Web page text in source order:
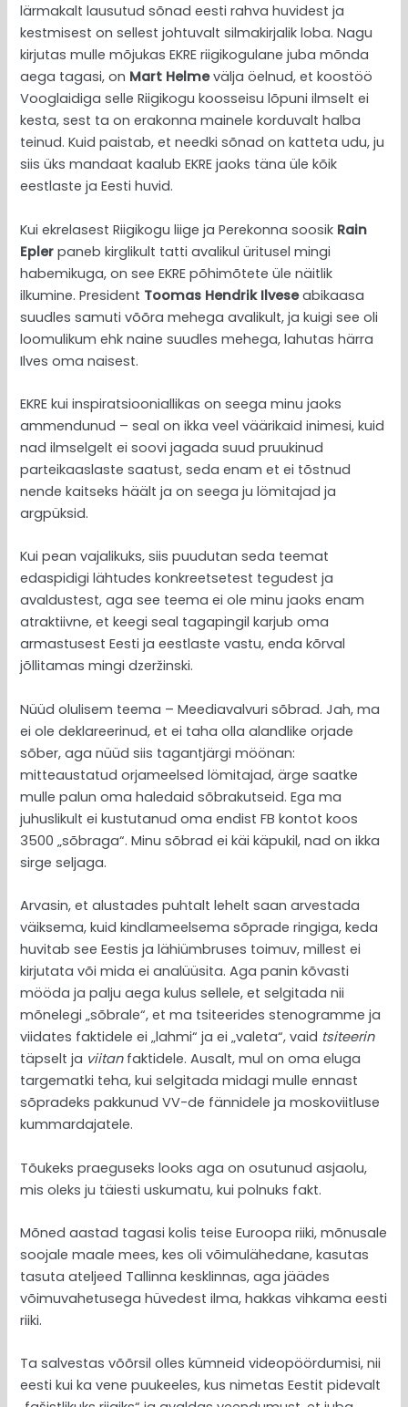
lärmakalt lausutud sõnad eesti rahva huvidest ja
kestmisest on sellest johtuvalt silmakirjalik loba. Nagu
kirjutas mulle mõjukas EKRE riigikogulane juba mõnda
aega tagasi, on Mart Helmevälja öelnud, et koostöö
Vooglaidiga selle Riigikogu koosseisu lõpuni ilmselt ei
kesta, sest ta on erakonna mainele korduvalt halba
teinud. Kuid paistab, et needki sõnad on katteta udu, ju
siis üks mandaat kaalub EKRE jaoks täna üle kõik
eestlaste ja Eesti huvid.
Kui ekrelasest Riigikogu liige ja Perekonna soosik Rain
Epler paneb kirglikult tatti avalikul üritusel mingi
habemikuga, on see EKRE põhimõtete üle näitlik
ilkumine. President Toomas Hendrik Ilveseabikaasa
suudles samuti võõra mehega avalikult, ja kuigi see oli
loomulikum ehk naine suudles mehega, lahutas härra
Ilves oma naisest.
EKRE kui inspiratsiooniallikas on seega minu jaoks
ammendunud – seal on ikka veel väärikaid inimesi, kuid
nad ilmselgelt ei soovi jagada suud pruukinud
parteikaaslaste saatust, seda enam et ei tõstnud
nende kaitseks häält ja on seega ju lömitajad ja
argpüksid.
Kui pean vajalikuks, siis puudutan seda teemat
edaspidigi lähtudes konkreetsetest tegudest ja
avaldustest, aga see teema ei ole minu jaoks enam
atraktiivne, et keegi seal tagapingil karjub oma
armastusest Eesti ja eestlaste vastu, enda kõrval
jõllitamas mingi dzeržinski.
Nüüd olulisem teema – Meediavalvuri sõbrad. Jah, ma
ei ole deklareerinud, et ei taha olla alandlike orjade
sõber, aga nüüd siis tagantjärgi möönan:
mitteaustatud orjameelsed lömitajad, ärge saatke
mulle palun oma haledaid sõbrakutseid. Ega ma
juhuslikult ei kustutanud oma endist FB kontot koos
3500 „sõbraga“. Minu sõbrad ei käi käpukil, nad on ikka
sirge seljaga.
Arvasin, et alustades puhtalt lehelt saan arvestada
väiksema, kuid kindlameelsema sõprade ringiga, keda
huvitab see Eestis ja lähiümbruses toimuv, millest ei
kirjutata või mida ei analüüsita. Aga panin kõvasti
mööda ja palju aega kulus sellele, et selgitada nii
mõnelegi „sõbrale“, et ma tsiteerides stenogramme ja
viidates faktidele ei „lahmi“ ja ei „valeta“, vaid tsiteerin
täpselt ja viitan faktidele. Ausalt, mul on oma eluga
targematki teha, kui selgitada midagi mulle ennast
sõpradeks pakkunud VV-de fännidele ja moskoviitluse
kummardajatele.
Tõukeks praeguseks looks aga on osutunud asjaolu,
mis oleks ju täiesti uskumatu, kui polnuks fakt.
Mõned aastad tagasi kolis teise Euroopa riiki, mõnusale
soojale maale mees, kes oli võimulähedane, kasutas
tasuta ateljeed Tallinna kesklinnas, aga jäädes
võimuvahetusega hüvedest ilma, hakkas vihkama eesti
riiki.
Ta salvestas võõrsil olles kümneid videopöördumisi, nii
eesti kui ka vene puukeeles, kus nimetas Eestit pidevalt